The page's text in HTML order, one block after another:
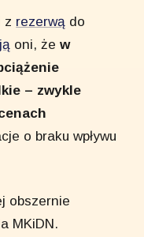
z rezerwą do
oni, żew
– zwykle
o braku wpływu
obszernie
MKiDN.